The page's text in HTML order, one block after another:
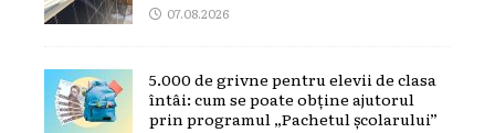
07.08.2026
5.000 de grivne pentru elevii de clasa
întâi: cum se poate obține ajutorul
prin programul „Pachetul școlarului”